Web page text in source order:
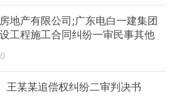
地产有限公司;广东电白一建集团
工程施工合同纠纷一审民事其他
王某某追偿权纠纷二审判决书